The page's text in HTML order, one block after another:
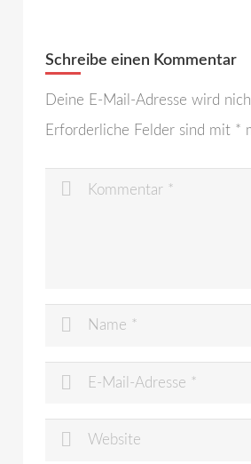
Schreibe einen Kommentar
Deine E-Mail-Adresse wird
Erforderliche Felder sind mit *